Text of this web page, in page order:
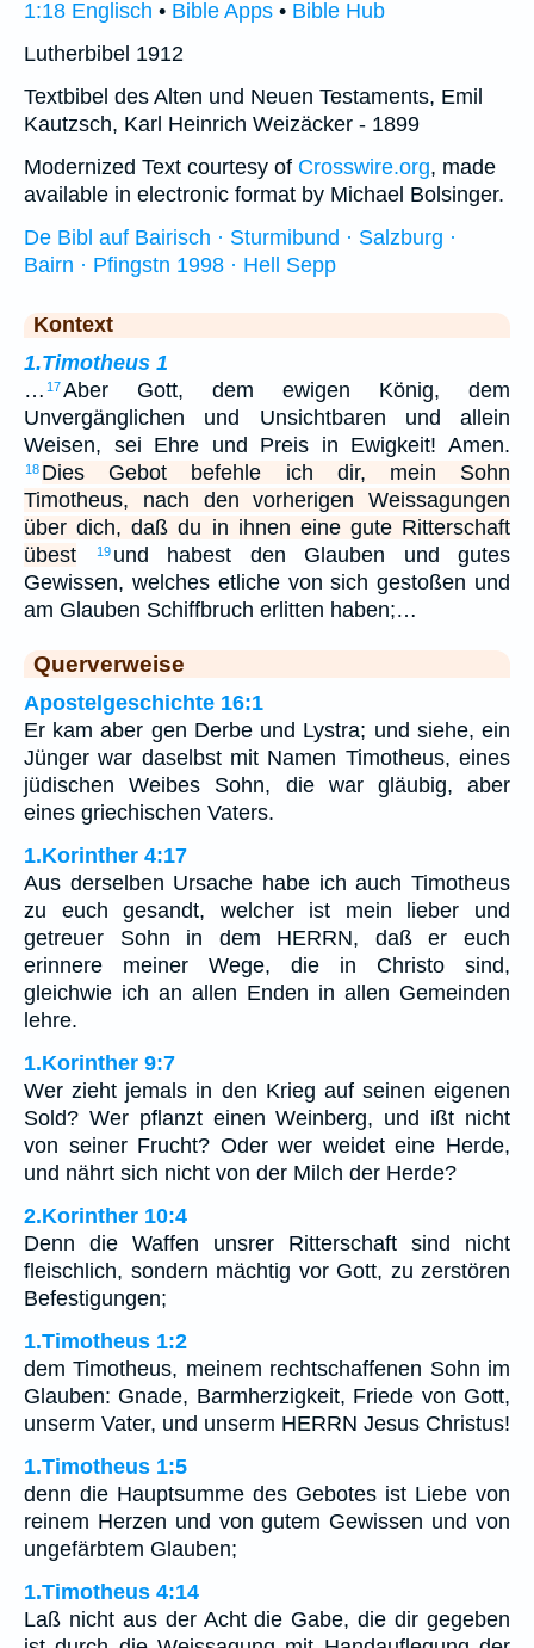
1:18 Englisch • Bible Apps • Bible Hub
Lutherbibel 1912
Textbibel des Alten und Neuen Testaments, Emil
Kautzsch, Karl Heinrich Weizäcker - 1899
Modernized Text courtesy of Crosswire.org, made
available in electronic format by Michael Bolsinger.
De Bibl auf Bairisch · Sturmibund · Salzburg ·
Bairn · Pfingstn 1998 · Hell Sepp
Kontext
1.Timotheus 1
… 17Aber Gott, dem ewigen König, dem
Unvergänglichen und Unsichtbaren und allein
Weisen, sei Ehre und Preis in Ewigkeit! Amen.
18 Dies Gebot befehle ich dir, mein Sohn
Timotheus, nach den vorherigen Weissagungen
über dich, daß du in ihnen eine gute Ritterschaft
übest
19 und habest den Glauben und gutes
Gewissen, welches etliche von sich gestoßen und
am Glauben Schiffbruch erlitten haben;…
Querverweise
Apostelgeschichte 16:1
Er kam aber gen Derbe und Lystra; und siehe, ein
Jünger war daselbst mit Namen Timotheus, eines
jüdischen Weibes Sohn, die war gläubig, aber
eines griechischen Vaters.
1.Korinther 4:17
Aus derselben Ursache habe ich auch Timotheus
zu euch gesandt, welcher ist mein lieber und
getreuer Sohn in dem HERRN, daß er euch
erinnere meiner Wege, die in Christo sind,
gleichwie ich an allen Enden in allen Gemeinden
lehre.
1.Korinther 9:7
Wer zieht jemals in den Krieg auf seinen eigenen
Sold? Wer pflanzt einen Weinberg, und ißt nicht
von seiner Frucht? Oder wer weidet eine Herde,
und nährt sich nicht von der Milch der Herde?
2.Korinther 10:4
Denn die Waffen unsrer Ritterschaft sind nicht
fleischlich, sondern mächtig vor Gott, zu zerstören
Befestigungen;
1.Timotheus 1:2
dem Timotheus, meinem rechtschaffenen Sohn im
Glauben: Gnade, Barmherzigkeit, Friede von Gott,
unserm Vater, und unserm HERRN Jesus Christus!
1.Timotheus 1:5
denn die Hauptsumme des Gebotes ist Liebe von
reinem Herzen und von gutem Gewissen und von
ungefärbtem Glauben;
1.Timotheus 4:14
Laß nicht aus der Acht die Gabe, die dir gegeben